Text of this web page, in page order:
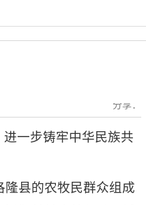
分享：
一步铸牢中华民族共
隆县的农牧民群众组成